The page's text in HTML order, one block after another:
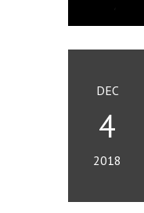
DEC
4
2018